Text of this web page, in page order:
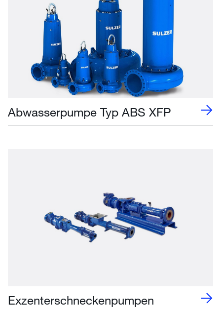
Abwasserpumpe Typ ABS XFP
Exzenterschneckenpumpen